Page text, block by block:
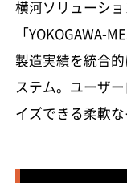
横河ソリューシ
「YOKOGAWA-
製造実績を統合
ステム。ユーザ
イズできる柔軟